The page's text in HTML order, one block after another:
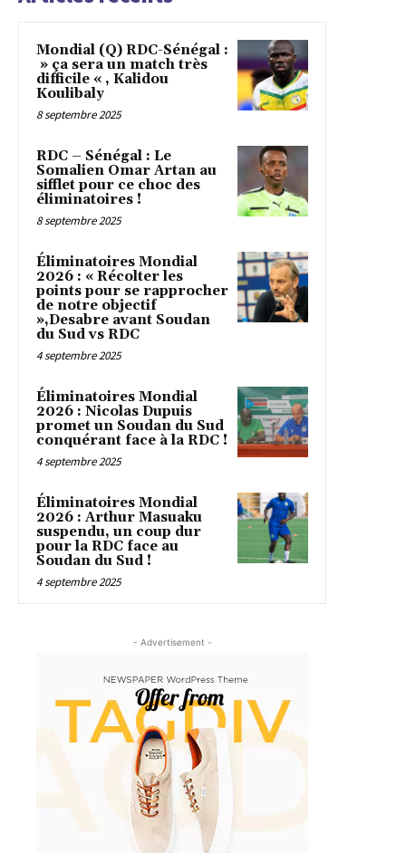
Mondial (Q) RDC-Sénégal :
» ça sera un match très
difficile « , Kalidou
Koulibaly
8 septembre 2025
RDC – Sénégal : Le
Somalien Omar Artan au
sifflet pour ce choc des
éliminatoires !
8 septembre 2025
Éliminatoires Mondial
2026 : « Récolter les
points pour se rapprocher
de notre objectif
»,Desabre avant Soudan
du Sud vs RDC
4 septembre 2025
Éliminatoires Mondial
2026 : Nicolas Dupuis
promet un Soudan du Sud
conquérant face à la RDC !
4 septembre 2025
Éliminatoires Mondial
2026 : Arthur Masuaku
suspendu, un coup dur
pour la RDC face au
Soudan du Sud !
4 septembre 2025
- Advertisement -